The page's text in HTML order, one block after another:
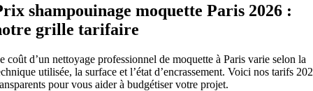
shampouinage moquette Paris 2026 :
grille tarifaire
coût d’un nettoyage professionnel de moquette à Paris varie selon la
utilisée, la surface et l’état d’encrassement. Voici nos tarifs
pour vous aider à budgétiser votre projet.